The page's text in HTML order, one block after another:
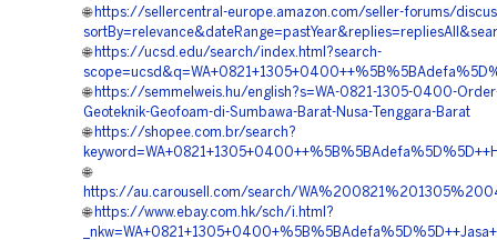
🌐 https://sellercentral-europe.amazon.com/seller-forums/
🌐 https://ucsd.edu/search/index.html?search-
🌐 https://semmelweis.hu/english?s=WA-0821-1305-0400-
Geoteknik-Geofoam-di-Sumbawa-Barat-Nusa-Tenggara-Barat
🌐 https://shopee.com.br/search?
🌐
https://au.carousell.com/search/
🌐 https://www.ebay.com.hk/sch/i.html?